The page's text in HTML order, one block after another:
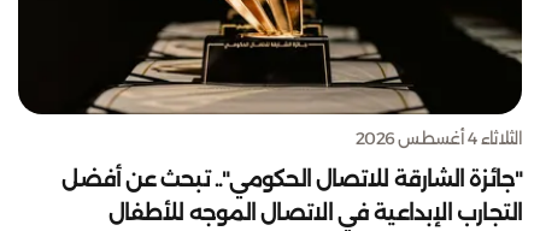
الثلاثاء 4 أغسطس 2026
"جائزة الشارقة للاتصال الحكومي".. تبحث عن أفضل
التجارب الإبداعية في الاتصال الموجه للأطفال